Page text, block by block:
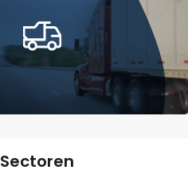
Sectoren